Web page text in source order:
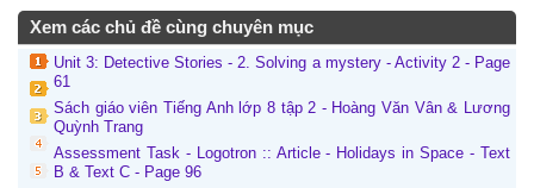
Xem các chủ đề cùng chuyên mục
Unit 3: Detective Stories - 2. Solving a mystery - Activity 2 - Page
61
Sách giáo viên Tiếng Anh lớp 8 tập 2 - Hoàng Văn Vân & Lương
Quỳnh Trang
Assessment Task - Logotron :: Article - Holidays in Space - Text
B & Text C - Page 96